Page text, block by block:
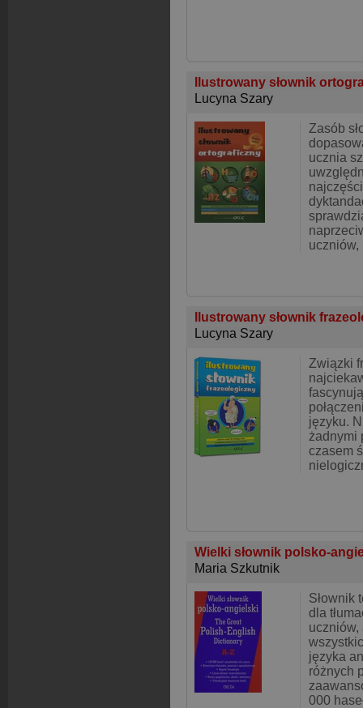
Ilustrowany słownik
Lucyna Szary
Zasób
ucznia
uczniów,
Ilustrowany słownik
Lucyna Szary
Związki
języku.
żadnymi
czasem
Wielki słownik polsko-
Maria Szkutnik
Słownik
dla
uczniów,
języka
różnych
000